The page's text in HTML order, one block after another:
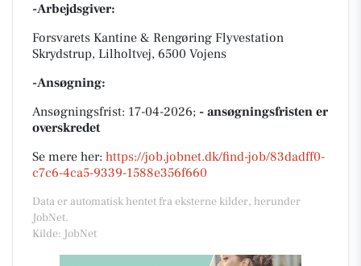
-Arbejdsgiver:
Forsvarets Kantine & Rengøring Flyvestation
Skrydstrup, Lilholtvej, 6500 Vojens
-Ansøgning:
Ansøgningsfrist: 17-04-2026; - ansøgningsfristen er
overskredet
Se mere her: https://job.jobnet.dk/find-job/83dadff0-
c7c6-4ca5-9339-1588e356f660
Data er automatisk hentet fra eksterne kilder, herunder
JobNet.
Kilde: JobNet